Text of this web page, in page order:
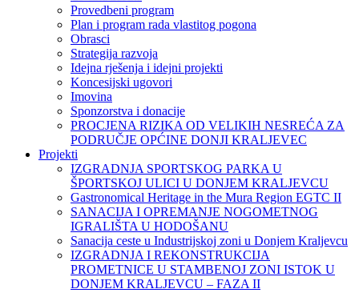
Provedbeni program
Plan i program rada vlastitog pogona
Obrasci
Strategija razvoja
Idejna rješenja i idejni projekti
Koncesijski ugovori
Imovina
Sponzorstva i donacije
PROCJENA RIZIKA OD VELIKIH NESREĆA ZA
PODRUČJE OPĆINE DONJI KRALJEVEC
Projekti
IZGRADNJA SPORTSKOG PARKA U
ŠPORTSKOJ ULICI U DONJEM KRALJEVCU
Gastronomical Heritage in the Mura Region EGTC II
SANACIJA I OPREMANJE NOGOMETNOG
IGRALIŠTA U HODOŠANU
Sanacija ceste u Industrijskoj zoni u Donjem Kraljevcu
IZGRADNJA I REKONSTRUKCIJA
PROMETNICE U STAMBENOJ ZONI ISTOK U
DONJEM KRALJEVCU – FAZA II